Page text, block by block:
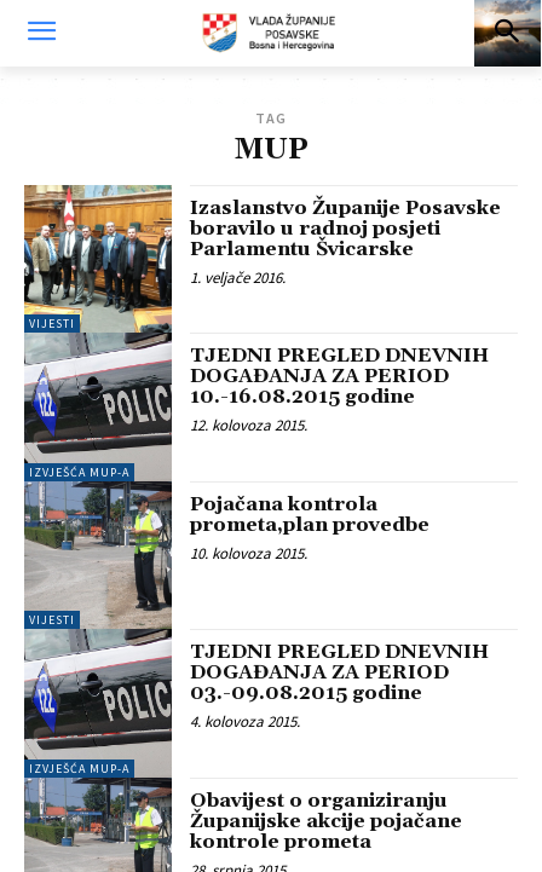
TAG
MUP
VIJESTI
Izaslanstvo Županije Posavske
boravilo u radnoj posjeti
Parlamentu Švicarske
1. veljače 2016.
IZVJEŠĆA MUP-A
TJEDNI PREGLED DNEVNIH
DOGAĐANJA ZA PERIOD
10.-16.08.2015 godine
12. kolovoza 2015.
VIJESTI
Pojačana kontrola
prometa,plan provedbe
10. kolovoza 2015.
IZVJEŠĆA MUP-A
TJEDNI PREGLED DNEVNIH
DOGAĐANJA ZA PERIOD
03.-09.08.2015 godine
4. kolovoza 2015.
Obavijest o organiziranju
Županijske akcije pojačane
kontrole prometa